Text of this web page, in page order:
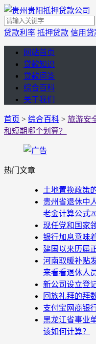
贷款利率 抵押贷款 信用贷
网站首页
贷款知识
贷款问答
综合百科
关于我们
首页 > 综合百科 > 旅游安
和短期哪个划算？
热门文章
土地置换政策
贵州省退休中
老金计算公式
现任党和国家
银行加息意味
建国以来历届
河南取暖补贴
来看看退休人
新公司设立登
回族礼拜的拜
支付宝网商银
黑龙江省事业
该如何计算？